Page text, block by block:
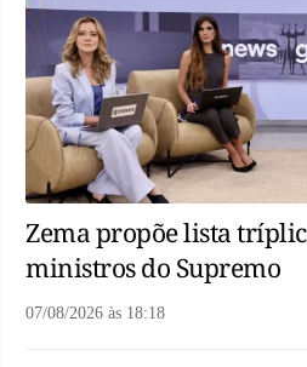
Zema propõe lista
ministros do Supremo
07/08/2026 às 18:18